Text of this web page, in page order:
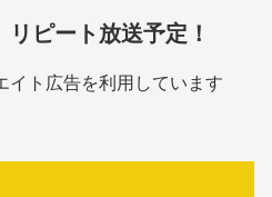
ピート放送予定！
ト広告を利用しています